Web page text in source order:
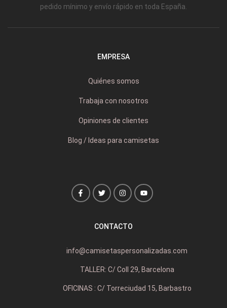
pedido mínimo y envío rápido en toda España.
EMPRESA
Quiénes somos
Trabaja con nosotros
Opiniones de clientes
Blog / Ideas para camisetas
CONTACTO
info@camisetaspersonalizadas.com
TALLER: C/ Coll 29, Barcelona
OFICINAS : C/ Torreciudad 15, Barbastro